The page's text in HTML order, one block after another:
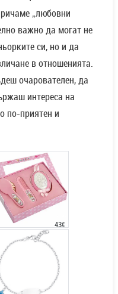
„любовни
важно да могат не
си, но и да
в отношенията.
очарователен, да
интереса на
по-приятен и
43€